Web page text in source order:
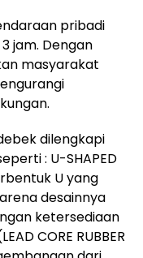
pribadi
jam. Dengan
masyarakat
dilengkapi
: U-SHAPED
U yang
desainnya
ketersediaan
CORE RUBBER